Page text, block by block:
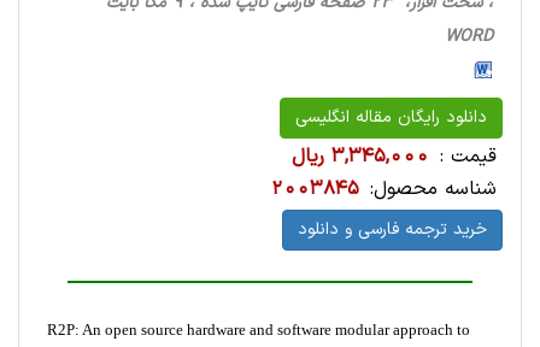
WORD
دانلود رایگان مقاله انگلیسی
قیمت : 3,345,000 ریال
شناسه محصول: 2003845
خرید ترجمه فارسی و دانلود
R2P: An open source hardware and software modular approach to